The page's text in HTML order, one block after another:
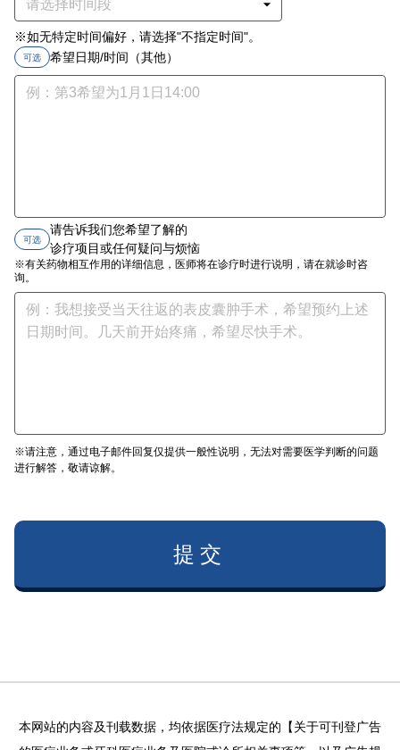
※如无特定时间偏好，请选择"不指定时间"。
可选 希望日期/时间（其他）
可选
请告诉我们您希望了解的
诊疗项目或任何疑问与烦恼
※有关药物相互作用的详细信息，医师将在诊疗时进行说明，请在就诊时咨
询。
※请注意，通过电子邮件回复仅提供一般性说明，无法对需要医学判断的问题
进行解答，敬请谅解。
提交
本网站的内容及刊载数据，均依据医疗法规定的【关于可刊登广告